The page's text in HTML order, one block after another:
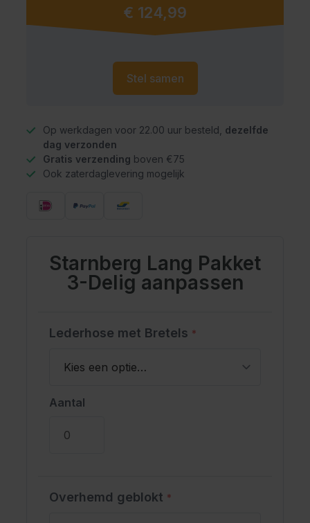
Vanaf
€ 124,99
Stel samen
Op werkdagen voor 22.00 uur besteld, dezelfde
dag verzonden
Gratis verzending boven €75
Ook zaterdaglevering mogelijk
Starnberg Lang Pakket
3-Delig aanpassen
Lederhose met Bretels *
Aantal
Overhemd geblokt *